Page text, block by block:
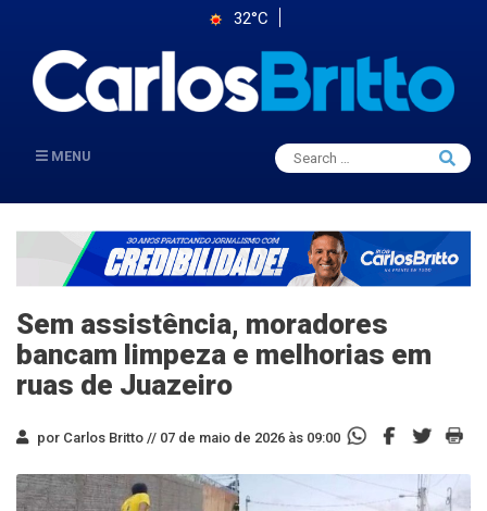
32°C
MENU
Search
for:
Search
Sem assistência, moradores
bancam limpeza e melhorias em
ruas de Juazeiro
por Carlos Britto // 07 de maio de 2026 às 09:00